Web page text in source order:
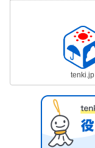
tenki.jp